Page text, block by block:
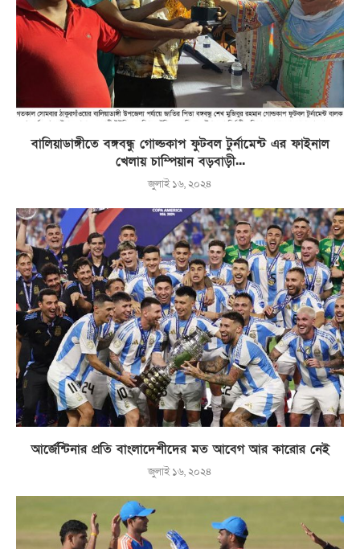
বালিয়াডাঙ্গীতে বঙ্গবন্ধু গোল্ডকাপ ফুটবল টুর্নামেন্ট এর ফাইনাল
খেলায় চাম্পিয়ান বড়বাড়ী...
জুলাই ১৬, ২০২৪
আর্জেন্টিনার প্রতি বাংলাদেশীদের মত আবেগ আর কারোর নেই
জুলাই ১৬, ২০২৪